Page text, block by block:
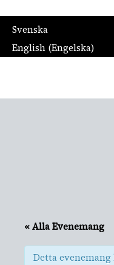
Svenska
English (Engelska)
« Alla Evenemang
Detta